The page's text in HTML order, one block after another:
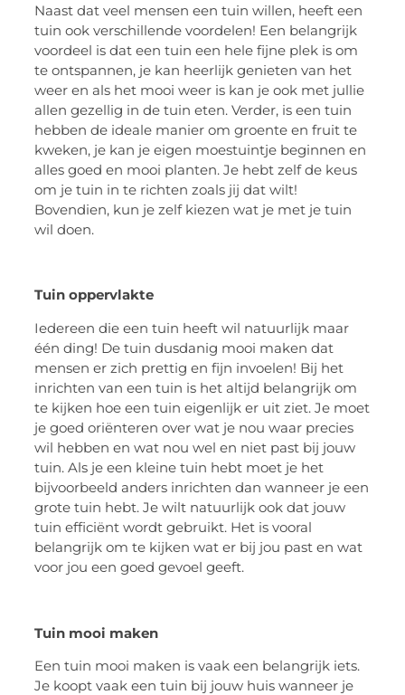
Naast dat veel mensen een tuin willen, heeft een
tuin ook verschillende voordelen! Een belangrijk
voordeel is dat een tuin een hele fijne plek is om
teontspannen, je kan heerlijk genieten van het
weer en als het mooi weer is kan je ook met jullie
allen gezellig in de tuin eten. Verder, is een tuin
hebben de ideale manier om groente en fruit te
kweken, je kan je eigen moestuintje beginnen en
alles goed en mooi planten. Je hebt zelf de keus
om je tuin in te richten zoals jij dat wilt!
Bovendien, kun je zelf kiezen wat je met je tuin
wil doen.
Tuin oppervlakte
Iedereen die een tuin heeft wil natuurlijk maar
één ding! De tuin dusdanig mooi maken dat
mensener zich prettig en fijn invoelen! Bij het
inrichten van een tuin is het altijd belangrijk om
te kijken hoe een tuin eigenlijk er uit ziet. Je moet
je goed oriënteren over wat je nou waar precies
wil hebben en wat nou wel en niet past bij jouw
tuin. Als jeeen kleine tuin hebt moet je het
bijvoorbeeld anders inrichten dan wanneer je een
grote tuin hebt. Je wilt natuurlijk ook dat jouw
tuin efficiënt wordt gebruikt. Het is vooral
belangrijk om te kijken wat er bij jou past en wat
voor jou een goed gevoel geeft.
Tuin mooi maken
Een tuin mooi maken is vaak een belangrijk iets.
Je koopt vaak een tuin bij jouw huis wanneer je